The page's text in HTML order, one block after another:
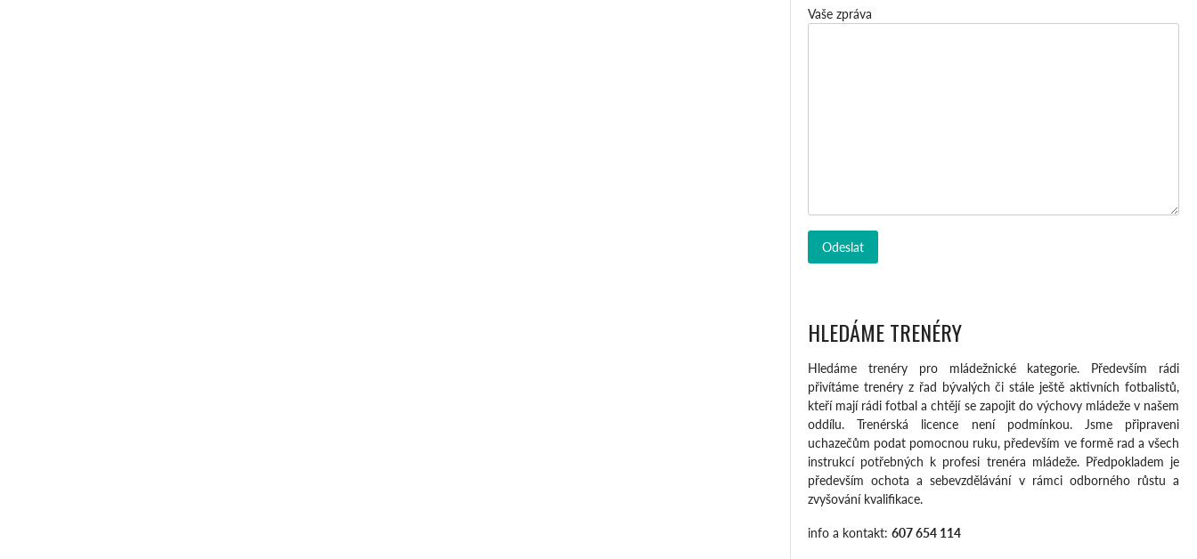
Vaše zpráva
HLEDÁME TRENÉRY
Hledáme trenéry pro mládežnické kategorie. Především rádi
přivítáme trenéry z řad bývalých či stále ještě aktivních fotbalistů,
kteří mají rádi fotbal a chtějí se zapojit do výchovy mládeže v našem
oddílu. Trenérská licence není podmínkou. Jsme připraveni
uchazečům podat pomocnou ruku, především ve formě rad a všech
instrukcí potřebných k profesi trenéra mládeže. Předpokladem je
především ochota a sebevzdělávání v rámci odborného růstu a
zvyšování kvalifikace.
info a kontakt:607 654 114